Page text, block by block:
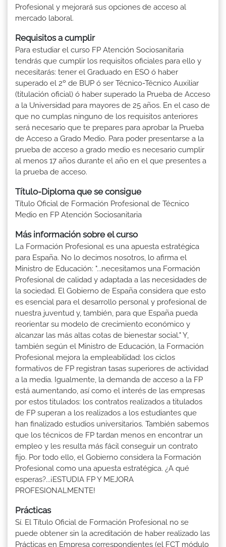
Profesional y mejorará sus opciones de acceso al
mercado laboral.
Requisitos a cumplir
Para estudiar el curso FP Atención Sociosanitaria
tendrás que cumplir los requisitos oficiales para ello y
necesitarás: tener el Graduado en ESO ó haber
superado el 2º de BUP ó ser Técnico-Técnico Auxiliar
(titulación oficial) ó haber superado la Prueba de Acceso
a la Universidad para mayores de 25 años. En el caso de
que no cumplas ninguno de los requisitos anteriores
será necesario que te prepares para aprobar la Prueba
de Acceso a Grado Medio. Para poder presentarse a la
prueba de acceso a grado medio es necesario cumplir
al menos 17 años durante el año en el que presentes a
la prueba de acceso.
Título-Diploma que se consigue
Título Oficial de Formación Profesional de Técnico
Medio en FP Atención Sociosanitaria
Más información sobre el curso
La Formación Profesional es una apuesta estratégica
para España. No lo decimos nosotros, lo afirma el
Ministro de Educación: "...necesitamos una Formación
Profesional de calidad y adaptada a las necesidades de
la sociedad. El Gobierno de España considera que esto
es esencial para el desarrollo personal y profesional de
nuestra juventud y, también, para que España pueda
reorientar su modelo de crecimiento económico y
alcanzar las más altas cotas de bienestar social." Y,
también según el Ministro de Educación, la Formación
Profesional mejora la empleabilidad: los ciclos
formativos de FP registran tasas superiores de actividad
a la media. Igualmente, la demanda de acceso a la FP
está aumentando, así como el interés de las empresas
por estos titulados: los contratos realizados a titulados
de FP superan a los realizados a los estudiantes que
han finalizado estudios universitarios. También sabemos
que los técnicos de FP tardan menos en encontrar un
empleo y les resulta más fácil conseguir un contrato
fijo. Por todo ello, el Gobierno considera la Formación
Profesional como una apuesta estratégica. ¿A qué
esperas?...¡ESTUDIA FP Y MEJORA
PROFESIONALMENTE!
Prácticas
Sí. El Título Oficial de Formación Profesional no se
puede obtener sin la acreditación de haber realizado las
Prácticas en Empresa correspondientes (el FCT módulo